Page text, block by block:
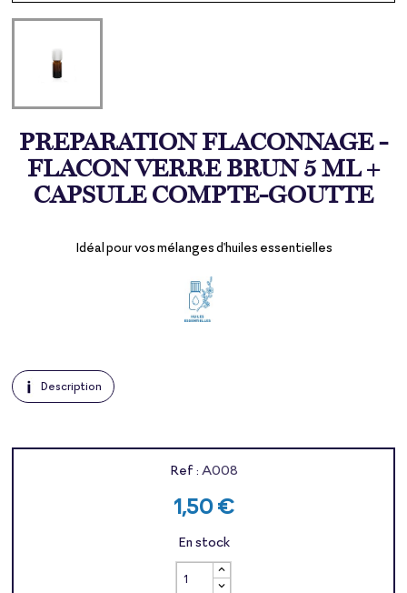
PREPARATION FLACONNAGE -
FLACON VERRE BRUN 5 ML +
CAPSULE COMPTE-GOUTTE
Idéal pour vos mélanges d'huiles essentielles
Description
Ref : A008
1,50 €
En stock